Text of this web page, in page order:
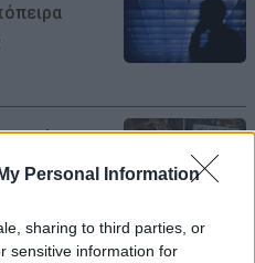
Personal Information
sharing to third parties, or
sensitive information for
Κ.